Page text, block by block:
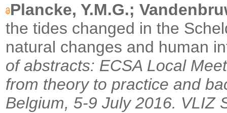
Plancke, Y.M.G.;
the tides changed in the
natural changes and human
of abstracts: ECSA Local
from theory to practice and
Belgium, 5-9 July 2016. VLIZ